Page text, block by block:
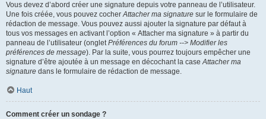
Vous devez d’abord créer une signature depuis votre panneau de l’utilisateur.
Une fois créée, vous pouvez cocherAttacher ma signature sur le formulaire de
rédaction de message. Vous pouvez aussi ajouter la signature par défaut à
tous vos messages en activant l’option « Attacher ma signature » à partir du
panneau de l’utilisateur (ongletPréférences du forum --> Modifier les
préférences de message). Par la suite, vous pourrez toujours empêcher une
signature d’être ajoutée à un message en décochant la caseAttacher ma
signature dans le formulaire de rédaction de message.
Haut
Comment créer un sondage ?